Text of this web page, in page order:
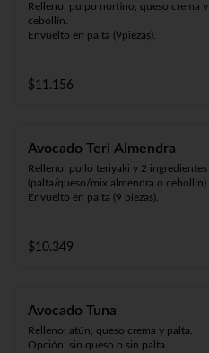
Relleno: pulpo nortino, queso crema y
cebollín.
Envuelto en palta (9piezas).
$11.156
Avocado Teri Almendra
Relleno: pollo teriyaki y 2 ingredientes
(palta/queso/mix almendra o cebollín).
Envuelto en palta (9 piezas).
$10.349
Avocado Tuna
Relleno: atún, queso crema y palta.
Opción: sin queso o sin palta.